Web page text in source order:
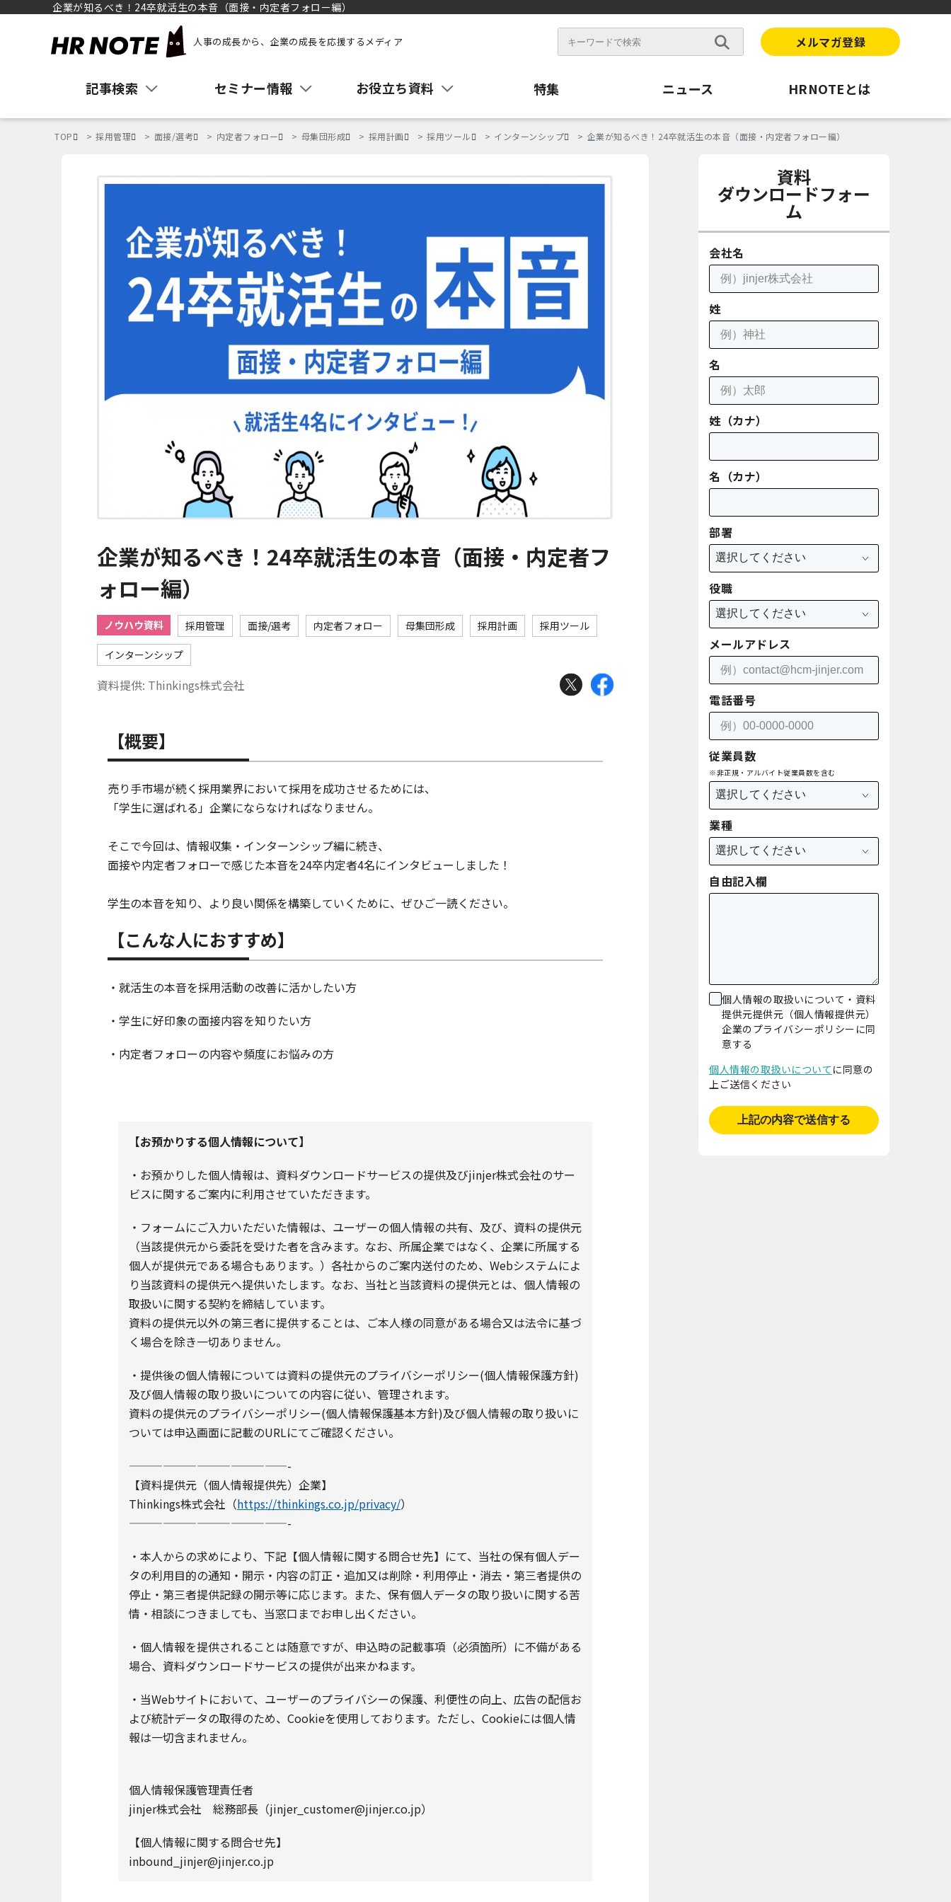
企業が知るべき！24卒就活生の本音（面接・内定者フォロー編）
人事の成長から、企業の成長を応援するメディア メルマガ登録
記事検索 セミナー情報 お役立ち資料 特集 ニュース HRNOTEとは
TOP 採用管理 面接/選考 内定者フォロー 母集団形成 採用計画 採用ツール インターンシップ 企業が知るべき！24卒就活生の本音（面接・内定者フォロー編）
企業が知るべき！24卒就活生の本音（面接・内定者フ
ォロー編）
ノウハウ資料 採用管理 面接/選考 内定者フォロー 母集団形成 採用計画 採用ツール
インターンシップ
資料提供: Thinkings株式会社
【概要】
売り手市場が続く採用業界において採用を成功させるためには、
「学生に選ばれる」企業にならなければなりません。
そこで今回は、情報収集・インターンシップ編に続き、
面接や内定者フォローで感じた本音を24卒内定者4名にインタビューしました！
学生の本音を知り、より良い関係を構築していくために、ぜひご一読ください。
【こんな人におすすめ】
・就活生の本音を採用活動の改善に活かしたい方
・学生に好印象の面接内容を知りたい方
・内定者フォローの内容や頻度にお悩みの方
【お預かりする個人情報について】
・お預かりした個人情報は、資料ダウンロードサービスの提供及びjinjer株式会社のサー
ビスに関するご案内に利用させていただきます。
・フォームにご入力いただいた情報は、ユーザーの個人情報の共有、及び、資料の提供元
（当該提供元から委託を受けた者を含みます。なお、所属企業ではなく、企業に所属する
個人が提供元である場合もあります。）各社からのご案内送付のため、Webシステムによ
り当該資料の提供元へ提供いたします。なお、当社と当該資料の提供元とは、個人情報の
取扱いに関する契約を締結しています。
資料の提供元以外の第三者に提供することは、ご本人様の同意がある場合又は法令に基づ
く場合を除き一切ありません。
・提供後の個人情報については資料の提供元のプライバシーポリシー(個人情報保護方針)
及び個人情報の取り扱いについての内容に従い、管理されます。
資料の提供元のプライバシーポリシー(個人情報保護基本方針)及び個人情報の取り扱いに
ついては申込画面に記載のURLにてご確認ください。
——————————————-
【資料提供元（個人情報提供先）企業】
Thinkings株式会社（https://thinkings.co.jp/privacy/）
——————————————-
・本人からの求めにより、下記【個人情報に関する問合せ先】にて、当社の保有個人デー
タの利用目的の通知・開示・内容の訂正・追加又は削除・利用停止・消去・第三者提供の
停止・第三者提供記録の開示等に応じます。また、保有個人データの取り扱いに関する苦
情・相談につきましても、当窓口までお申し出ください。
・個人情報を提供されることは随意ですが、申込時の記載事項（必須箇所）に不備がある
場合、資料ダウンロードサービスの提供が出来かねます。
・当Webサイトにおいて、ユーザーのプライバシーの保護、利便性の向上、広告の配信お
よび統計データの取得のため、Cookieを使用しております。ただし、Cookieには個人情
報は一切含まれません。
個人情報保護管理責任者
jinjer株式会社 総務部長（jinjer_customer@jinjer.co.jp）
【個人情報に関する問合せ先】
inbound_jinjer@jinjer.co.jp
資料
ダウンロードフォー
ム
会社名
姓
名
姓（カナ）
名（カナ）
部署
役職
メールアドレス
電話番号
従業員数
※非正規・アルバイト従業員数を含む
業種
自由記入欄
個人情報の取扱いについて・資料
提供元提供元（個人情報提供元）
企業のプライバシーポリシーに同
意する
個人情報の取扱いについて に同意の
上ご送信ください